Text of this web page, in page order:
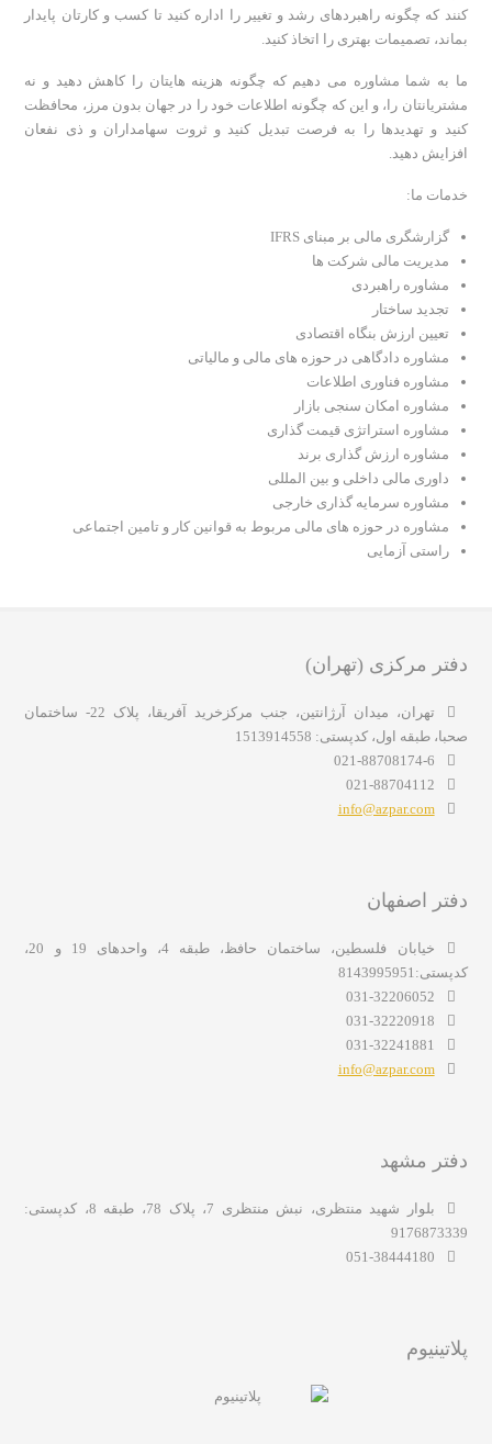
کنند که چگونه راهبردهای رشد و تغییر را اداره کنید تا کسب و کارتان پایدار
بماند، تصمیمات بهتری را اتخاذ کنید.
ما به شما مشاوره می دهیم که چگونه هزینه هایتان را کاهش دهید و نه
مشتریانتان را، و این که چگونه اطلاعات خود را در جهان بدون مرز، محافظت
کنید و تهدیدها را به فرصت تبدیل کنید و ثروت سهامداران و ذی نفعان
افزایش دهید.
خدمات ما:
گزارشگری مالی بر مبنای IFRS
مدیریت مالی شرکت ها
مشاوره راهبردی
تجدید ساختار
تعیین ارزش بنگاه اقتصادی
مشاوره دادگاهی در حوزه های مالی و مالیاتی
مشاوره فناوری اطلاعات
مشاوره امکان سنجی بازار
مشاوره استراتژی قیمت گذاری
مشاوره ارزش گذاری برند
داوری مالی داخلی و بین المللی
مشاوره سرمایه گذاری خارجی
مشاوره در حوزه های مالی مربوط به قوانین کار و تامین اجتماعی
راستی آزمایی
دفتر مرکزی (تهران)
تهران، میدان آرژانتین، جنب مرکزخرید آفریقا، پلاک 22- ساختمان
صحبا، طبقه اول، کدپستی: 1513914558
021-88708174-6
021-88704112
info@azpar.com
دفتر اصفهان
خیابان فلسطین، ساختمان حافظ، طبقه 4، واحدهای 19 و 20،
کدپستی:8143995951
031-32206052
031-32220918
031-32241881
info@azpar.com
دفتر مشهد
بلوار شهید منتظری، نبش منتظری 7، پلاک 78، طبقه 8، کدپستی:
9176873339
051-38444180
پلاتینیوم